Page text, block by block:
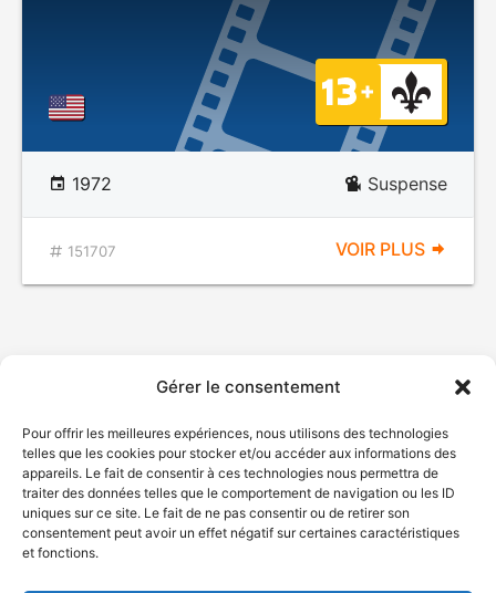
Gérer le consentement
Pour offrir les meilleures expériences, nous utilisons des technologies
telles que les cookies pour stocker et/ou accéder aux informations des
appareils. Le fait de consentir à ces technologies nous permettra de
traiter des données telles que le comportement de navigation ou les ID
uniques sur ce site. Le fait de ne pas consentir ou de retirer son
consentement peut avoir un effet négatif sur certaines caractéristiques
et fonctions.
1972 Suspense
151707 VOIR PLUS